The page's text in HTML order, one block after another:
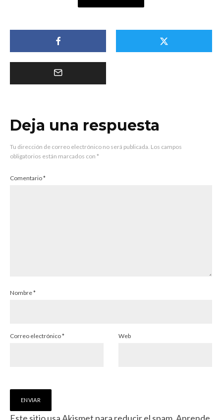
Deja una respuesta
Tu dirección de correo electrónico no será publicada. Los campos
obligatorios están marcados con *
Comentario*
Nombre*
Correo electrónico* Web